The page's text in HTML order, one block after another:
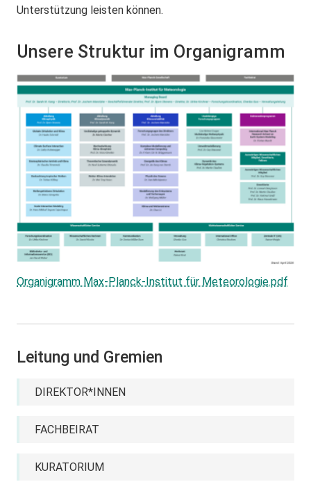
Unterstützung leisten können.
Unsere Struktur im Organigramm
Organigramm Max-Planck-Institut für Meteorologie.pdf
Leitung und Gremien
DIREKTOR*INNEN
FACHBEIRAT
KURATORIUM